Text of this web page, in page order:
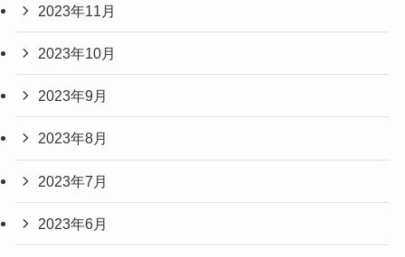
2023年11月
2023年10月
2023年9月
2023年8月
2023年7月
2023年6月